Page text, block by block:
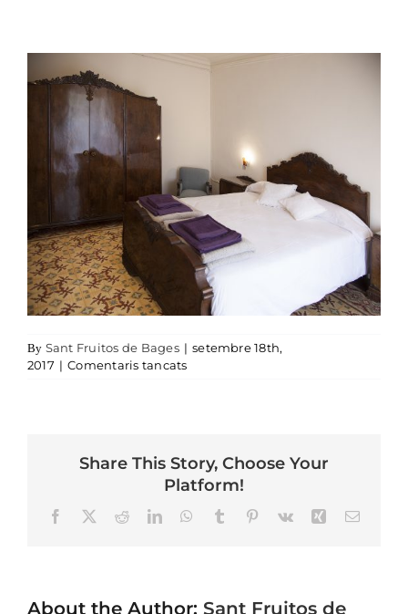
By Sant Fruitos de Bages | setembre 18th,
2017 | Comentaris tancatsa 02habitacio╠üVELLA
Share This Story, Choose Your
Platform!
FacebookRedditLinkedInWhatsApp
TumblrPinterest
Vk XingEmail
About the Author: Sant Fruitos de